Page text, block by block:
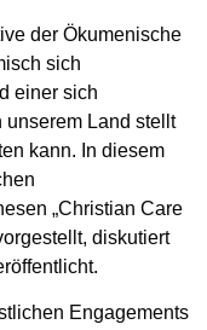
der Ökumenische
sich
einer sich
Land stellt
kann. In diesem
„Christian Care
diskutiert
Engagements